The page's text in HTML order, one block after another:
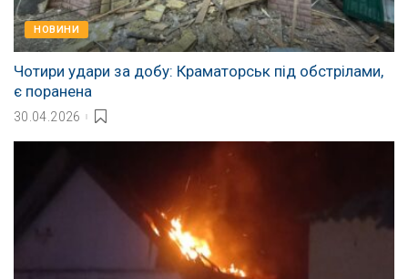
НОВИНИ
Чотири удари за добу: Краматорськ під обстрілами,
є поранена
30.04.2026